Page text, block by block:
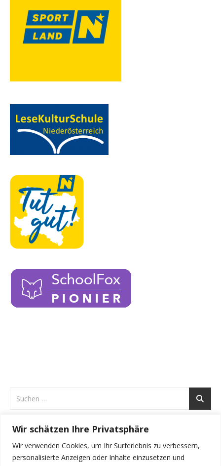
Wir schätzen Ihre Privatsphäre
Wir verwenden Cookies, um Ihr Surferlebnis zu verbessern,
personalisierte Anzeigen oder Inhalte einzusetzen und
ARCHIVE
Archive